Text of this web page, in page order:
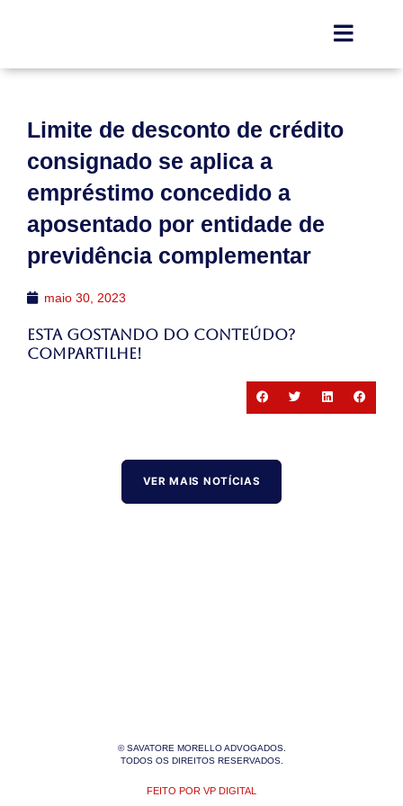
Limite de desconto de crédito
consignado se aplica a
empréstimo concedido a
aposentado por entidade de
previdência complementar
maio 30, 2023
Esta gostando do conteúdo?
Compartilhe!
VER MAIS NOTÍCIAS
© SAVATORE MORELLO ADVOGADOS.
TODOS OS DIREITOS RESERVADOS.
FEITO POR VP DIGITAL